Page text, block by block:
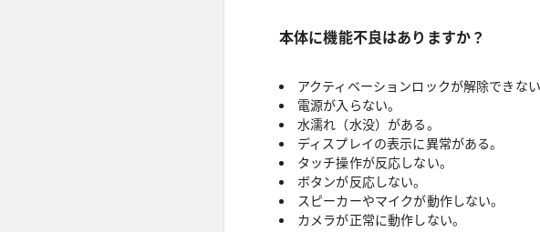
本体に機能不良はありますか？
アクティベーションロックが解除できない
電源が入らない。
水濡れ（水没）がある。
ディスプレイの表示に異常がある。
タッチ操作が反応しない。
ボタンが反応しない。
スピーカーやマイクが動作しない。
カメラが正常に動作しない。